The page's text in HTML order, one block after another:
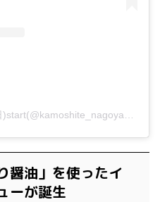
醤油」を使ったイ
ーが誕生